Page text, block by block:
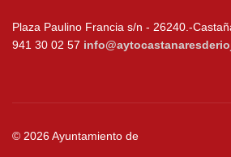
Plaza Paulino Francia s/n - 26240.-
941 30 02 57
© 2026 Ayuntamiento de